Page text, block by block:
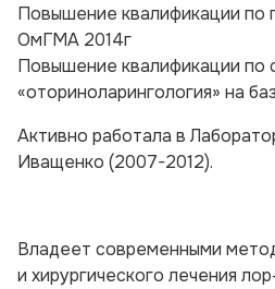
Повышение квалификации по
ОмГМА 2014г
Повышение квалификации по
«оториноларингология» на
Активно работала в
Иващенко (2007-2012).
Владеет современными
и хирургического лечения